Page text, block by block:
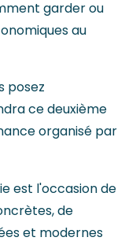
garder ou
au
posez
ce deuxième
organisé par
est l'occasion de
de
et modernes